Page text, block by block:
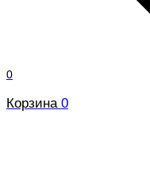
0
Корзина 0